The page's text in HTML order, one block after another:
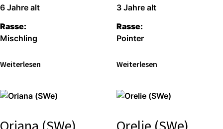
6 Jah­re alt
Ras­se:
Misch­ling
Wei­ter­le­sen
3 Jah­re alt
Ras­se:
Poin­ter
Wei­ter­le­sen